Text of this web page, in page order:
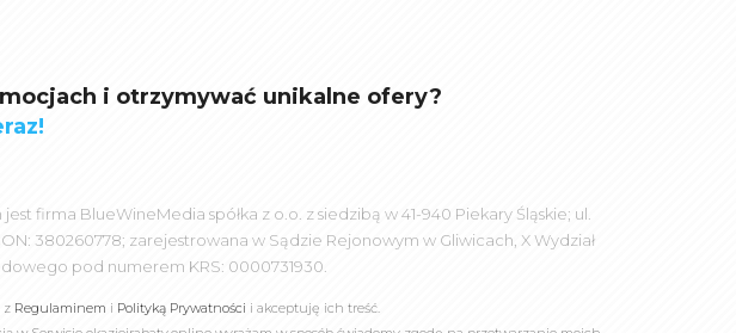
i otrzymywać unikalne ofery?
firma BlueWineMedia spółka z o.o. z siedzibą w 41-940 Piekary Śląskie; ul.
380260778; zarejestrowana w Sądzie Rejonowym w Gliwicach, X Wydział
pod numerem KRS: 0000731930.
z Regulaminem i Polityką Prywatności i akceptuję ich treść.